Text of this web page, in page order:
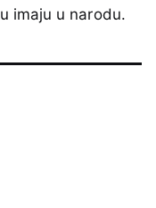
imaju u narodu.